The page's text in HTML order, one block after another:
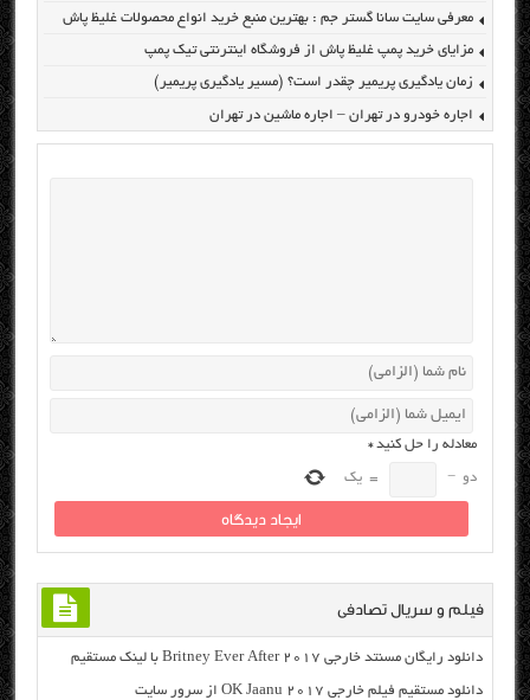
معرفی سایت سانا گستر جم : بهترین منبع خرید انواع محصولات غلیظ پاش
مزایای خرید پمپ غلیظ پاش از فروشگاه اینترنتی تیک پمپ
زمان یادگیری پریمیر چقدر است؟ (مسیر یادگیری پریمیر)
اجاره خودرو در تهران – اجاره ماشین در تهران
معادله را حل کنید*
دو −
= یک
فیلم و سریال تصادفی
دانلود رایگان مسنتد خارجی Britney Ever After 2017 با لینک مستقیم
دانلود مستقیم فیلم خارجی OK Jaanu 2017 از سرور سایت